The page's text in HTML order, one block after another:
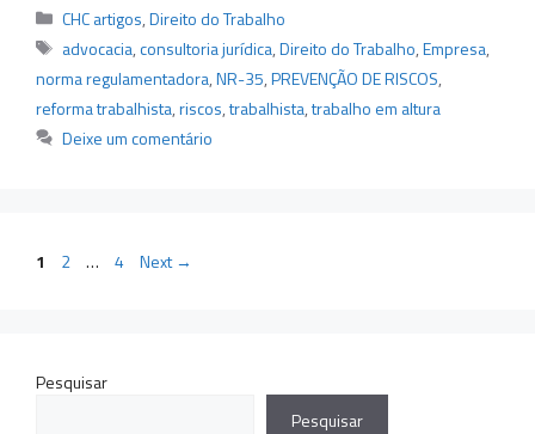
Categorias
CHC artigos,Direito do Trabalho
Tags
advocacia,consultoria jurídica,Direito do Trabalho,Empresa,
norma regulamentadora,NR-35,PREVENÇÃO DE RISCOS,
reforma trabalhista,riscos,trabalhista,trabalho em altura
Deixe um comentário
Page
1 Page
2 … Page
4 Next→
Pesquisar
Pesquisar